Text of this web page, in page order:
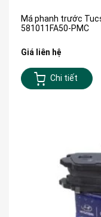
Má phanh trước
581011FA50-PMC
Giá liên hệ
Chi tiết